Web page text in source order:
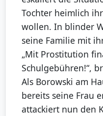
Tochter heimlich
wollen. In blinder
seine Familie mit
„Mit Prostitution
Schulgebühren!“,
Als Borowski am
bereits seine Frau
attackiert nun den